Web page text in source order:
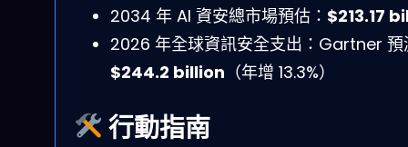
2034 年 AI 資安總市場預估： $213.17
2026 年全球資訊安全支出：Gartner 預
$244.2 billion （年增 13.3%）
行動指南